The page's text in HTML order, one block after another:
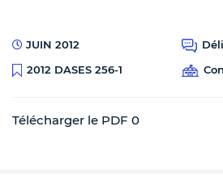
JUIN 2012
2012 DASES 256-1
Télécharger le PDF 0